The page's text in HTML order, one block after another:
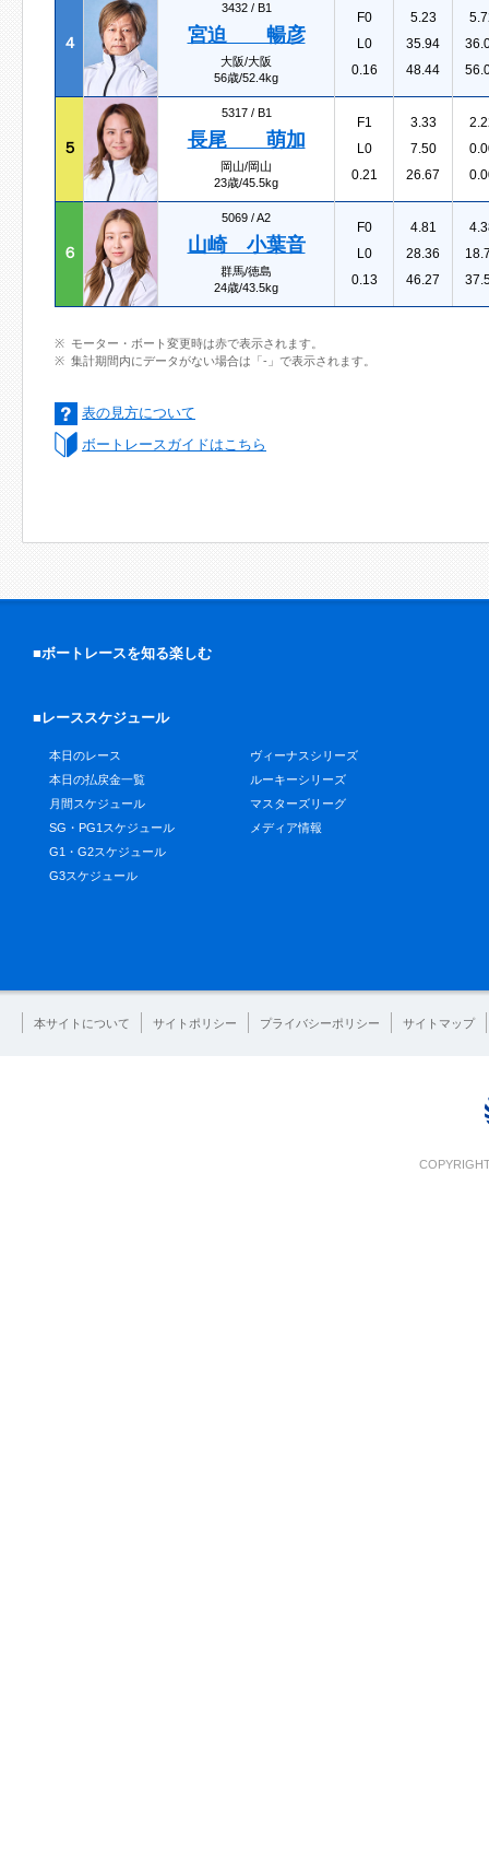
４
3432 / B1
宮迫 暢彦
大阪/大阪
56歳/52.4kg
F0
L0
0.16
5.23
35.94
48.44
５
5317 / B1
長尾 萌加
岡山/岡山
23歳/45.5kg
F1
L0
0.21
3.33
7.50
26.67
６
5069 /A2
山崎 小葉音
群馬/徳島
24歳/43.5kg
F0
L0
0.13
4.81
28.36
46.27
モーター・ボート変更時は赤で表示されます。
集計期間内にデータがない場合は「-」で表示されます。
表の見方について
ボートレースガイドはこちら
■ボートレースを知る楽しむ
■レーススケジュール
本日のレース
本日の払戻金一覧
月間スケジュール
SG・PG1スケジュール
G1・G2スケジュール
G3スケジュール
ヴィーナスシリーズ
ルーキーシリーズ
マスターズリーグ
メディア情報
本サイトについて サイトポリシー プライバシーポリシー サイトマップ